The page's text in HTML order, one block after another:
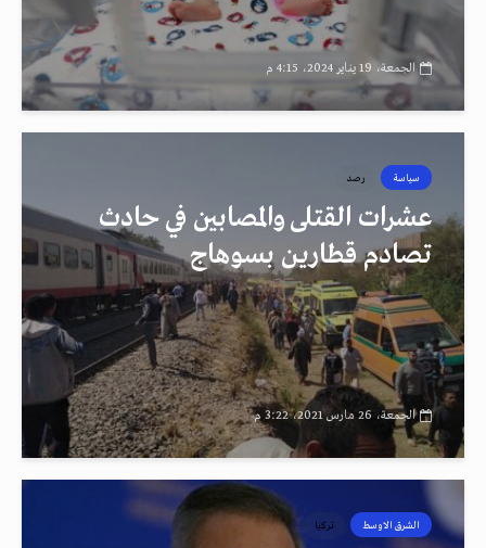
الجمعة، 19 يناير 2024، 4:15 م
سياسة رصد
عشرات القتلى والمصابين في حادث
تصادم قطارين بسوهاج
الجمعة، 26 مارس 2021، 3:22 م
الشرق الاوسط تركيا